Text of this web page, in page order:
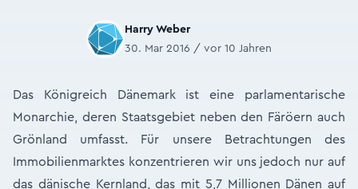
Harry Weber
30. Mar 2016 / vor 10 Jahren
Das Königreich Dänemark ist eine parlamentarische
Monarchie, deren Staatsgebiet neben den Färöern auch
Grönland umfasst. Für unsere Betrachtungen des
Immobilienmarktes konzentrieren wir uns jedoch nur auf
das dänische Kernland, das mit 5,7 Millionen Dänen auf